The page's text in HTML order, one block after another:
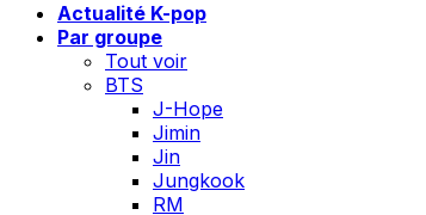
Actualité K-pop
Par groupe
Tout voir
BTS
J-Hope
Jimin
Jin
Jungkook
RM